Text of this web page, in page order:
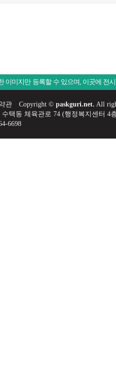
이미지만 등록할 수 있으며, 이곳에 전
관 Copyright © paskguri.net. All
택동 체육관로 74 (행정복지센터
6698